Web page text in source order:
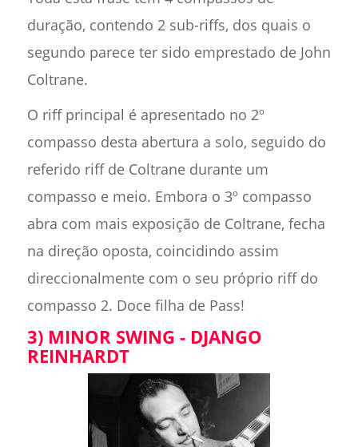
duração, contendo 2 sub-riffs, dos quais o
segundo parece ter sido emprestado de John
Coltrane.
O riff principal é apresentado no 2º
compasso desta abertura a solo, seguido do
referido riff de Coltrane durante um
compasso e meio. Embora o 3º compasso
abra com mais exposição de Coltrane, fecha
na direção oposta, coincidindo assim
direccionalmente com o seu próprio riff do
compasso 2. Doce filha de Pass!
3) MINOR SWING - DJANGO
REINHARDT